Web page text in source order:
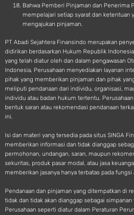
Bahwa Pemberi Pinjaman dan Penerima
mempelajari setiap syarat dan ketentuan
mengajukan pinjaman.
PT Abadi Sejahtera Finansindo merupakan
didirikan berdasarkan Hukum Republik
yang telah diatur oleh dan dalam pengawasan
Indonesia, Perusahaan menyediakan layanan
pihak yang memberikan pinjaman dan pihak
meliputi pendanaan dari individu, organisasi,
individu atau badan hukum tertentu.
bentuk saran atau rekomendasi pendanaan
ini.
Isi dan materi yang tersedia pada situs SINGA
memberikan informasi dan tidak dianggap
permohonan, undangan, saran, maupun
sekuritas, produk pasar modal, atau jasa
memberikan jasanya hanya terbatas pada
Pendanaan dan pinjaman yang ditempatkan di
tidak dan tidak akan dianggap sebagai
Perusahaan seperti diatur dalam Peraturan